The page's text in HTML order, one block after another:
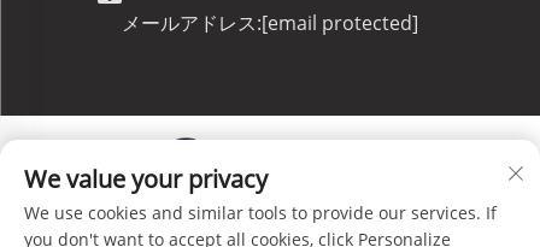
メールアドレス:[email protected]
Copyright © C&C GLOBAL Logistics Co., Limited All
We value your privacy
We use cookies and similar tools to provide our services. If
you don't want to accept all cookies, click Personalize